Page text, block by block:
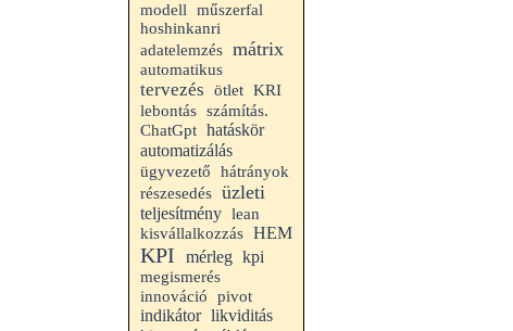
modell
műszerfal
hoshinkanri
adatelemzés mátrix
automatikus
tervezés ötlet KRI
lebontás számítás.
ChatGpt hatáskör
automatizálás
ügyvezető
hátrányok
részesedés üzleti
teljesítmény lean
kisvállalkozzás HEM
KPI mérleg kpi
megismerés
innováció
pivot
indikátor likviditás